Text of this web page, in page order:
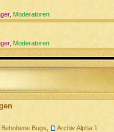
, Moderatoren
, Moderatoren
Behobene Bugs Archiv Alpha 1